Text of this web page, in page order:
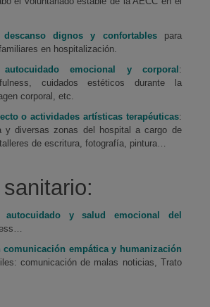
dignos y confortablespara
en hospitalización.
emocional y corporal :
cuidados estéticos durante la
corporal, etc.
o actividades artísticas terapéuticas:
y diversas zonas del hospital a cargo de
de escritura, fotografía, pintura…
autocuidado y salud emocional del
comunicación empática y humanización
comunicación de malas noticias, Trato